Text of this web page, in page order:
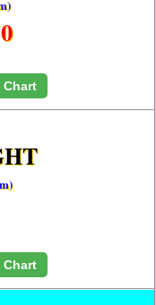
Chart
Chart